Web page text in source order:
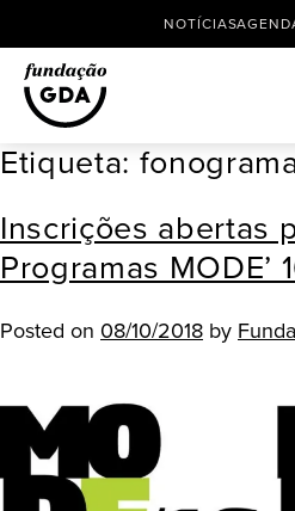
Skip
content
NOTÍCIAS
Etiqueta:
Inscrições abertas
Programas MODE’
Posted on 08/10/2018 by